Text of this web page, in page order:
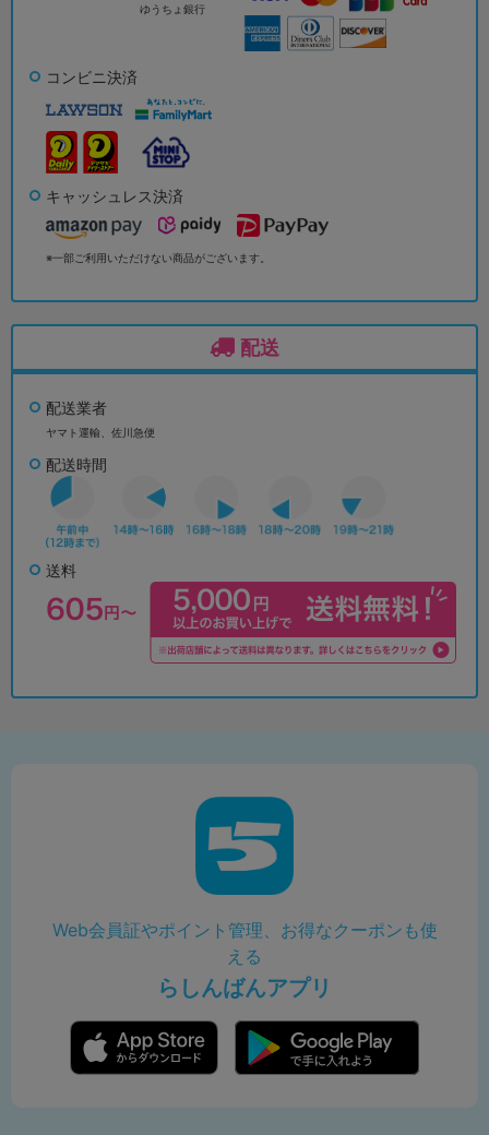
ゆうちょ銀行
コンビニ決済
キャッシュレス決済
※一部ご利用いただけない商品がございます。
配送
配送業者
ヤマト運輸、佐川急便
配送時間
送料
Web会員証やポイント管理、お得なクーポンも使
える
らしんばんアプリ